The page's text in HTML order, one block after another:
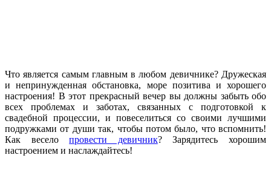
Что является самым главным в любом девичнике? Дружеская
и непринужденная обстановка, море позитива и хорошего
настроения! В этот прекрасный вечер вы должны забыть обо
всех проблемах и заботах, связанных с подготовкой к
свадебной процессии, и повеселиться со своими лучшими
подружками от души так, чтобы потом было, что вспомнить!
Как веселопровести девичник? Зарядитесь хорошим
настроением и наслаждайтесь!